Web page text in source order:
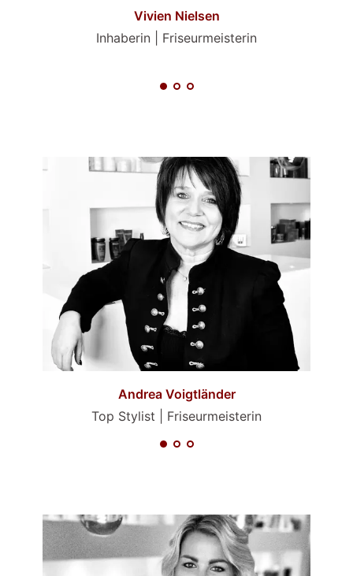
Vivien Nielsen
Inhaberin | Friseurmeisterin
Andrea Voigtländer
Top Stylist | Friseurmeisterin